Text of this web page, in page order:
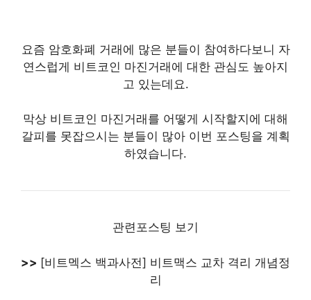
요즘 암호화폐 거래에 많은 분들이 참여하다보니 자
연스럽게 비트코인 마진거래에 대한 관심도 높아지
고 있는데요.
막상 비트코인 마진거래를 어떻게 시작할지에 대해
갈피를 못잡으시는 분들이 많아 이번 포스팅을 계획
하였습니다.
관련포스팅 보기
>> [비트멕스 백과사전] 비트맥스 교차 격리 개념정
리